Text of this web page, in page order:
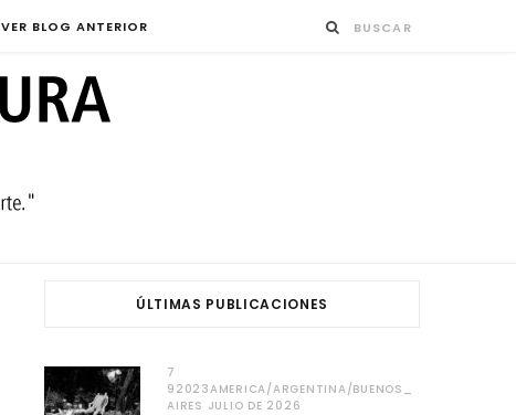
VER BLOG ANTERIOR
ÚLTIMAS PUBLICACIONES
7
92023AMERICA/ARGENTINA/BUENOS_
AIRES JULIO DE 2026